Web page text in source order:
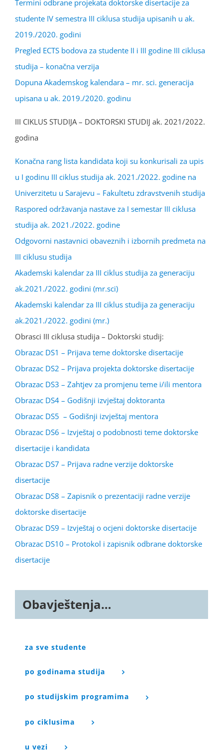
Termini odbrane projekata doktorske disertacije za
studente IV semestra III ciklusa studija upisanih u ak.
2019./2020. godini
Pregled ECTS bodova za studente II i III godine III ciklusa
studija – konačna verzija
Dopuna Akademskog kalendara – mr. sci. generacija
upisana u ak. 2019./2020. godinu
III CIKLUS STUDIJA – DOKTORSKI STUDIJ ak. 2021/2022.
godina
Konačna rang lista kandidata koji su konkurisali za upis
u I godinu III ciklus studija ak. 2021./2022. godine na
Univerzitetu u Sarajevu – Fakultetu zdravstvenih studija
Raspored održavanja nastave za I semestar III ciklusa
studija ak. 2021./2022. godine
Odgovorni nastavnici obaveznih i izbornih predmeta na
III ciklusu studija
Akademski kalendar za III ciklus studija za generaciju
ak.2021./2022. godini (mr.sci)
Akademski kalendar za III ciklus studija za generaciju
ak.2021./2022. godini (mr.)
Obrasci III ciklusa studija – Doktorski studij:
Obrazac DS1 – Prijava teme doktorske disertacije
Obrazac DS2 – Prijava projekta doktorske disertacije
Obrazac DS3 – Zahtjev za promjenu teme i/ili mentora
Obrazac DS4 – Godišnji izvještaj doktoranta
Obrazac DS5 – Godišnji izvještaj mentora
Obrazac DS6 – Izvještaj o podobnosti teme doktorske
disertacije i kandidata
Obrazac DS7 – Prijava radne verzije doktorske
disertacije
Obrazac DS8 – Zapisnik o prezentaciji radne verzije
doktorske disertacije
Obrazac DS9 – Izvještaj o ocjeni doktorske disertacije
Obrazac DS10 – Protokol i zapisnik odbrane doktorske
disertacije
Obavještenja…
za sve studente
po godinama studija
po studijskim programima
po ciklusima
u vezi